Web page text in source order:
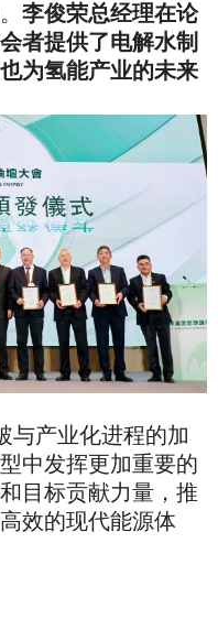
李俊荣总经理在论
者提供了电解水制
为氢能产业的未来
与产业化进程的加
中发挥更加重要的
目标贡献力量，推
效的现代能源体